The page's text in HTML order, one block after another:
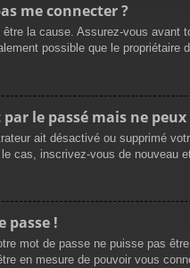
me connecter ?
la cause. Assurez-vous
possible que le propriétaire
par le passé mais ne
ait désactivé ou supprimé
cas, inscrivez-vous de nouveau
passe !
mot de passe ne puisse pas
en mesure de pouvoir vous